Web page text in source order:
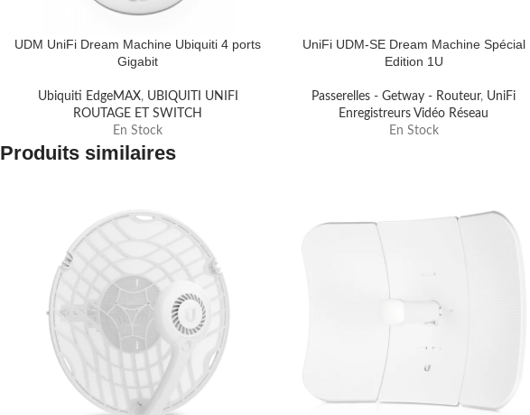
UDM UniFi Dream Machine Ubiquiti 4 ports
Gigabit
Ubiquiti EdgeMAX, UBIQUITI UNIFI
ROUTAGE ET SWITCH
En Stock
UniFi UDM-SE Dream Machine Spécial
Edition 1U
Passerelles - Getway - Routeur, UniFi
Enregistreurs Vidéo Réseau
En Stock
Produits similaires